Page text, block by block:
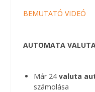
BEMUTATÓ VIDEÓ
AUTOMATA
Már 24 valuta
számolása